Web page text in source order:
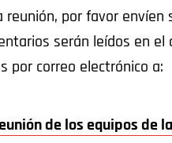
por favor
serán leídos en el
por correo electrónico a:
de los equipos de